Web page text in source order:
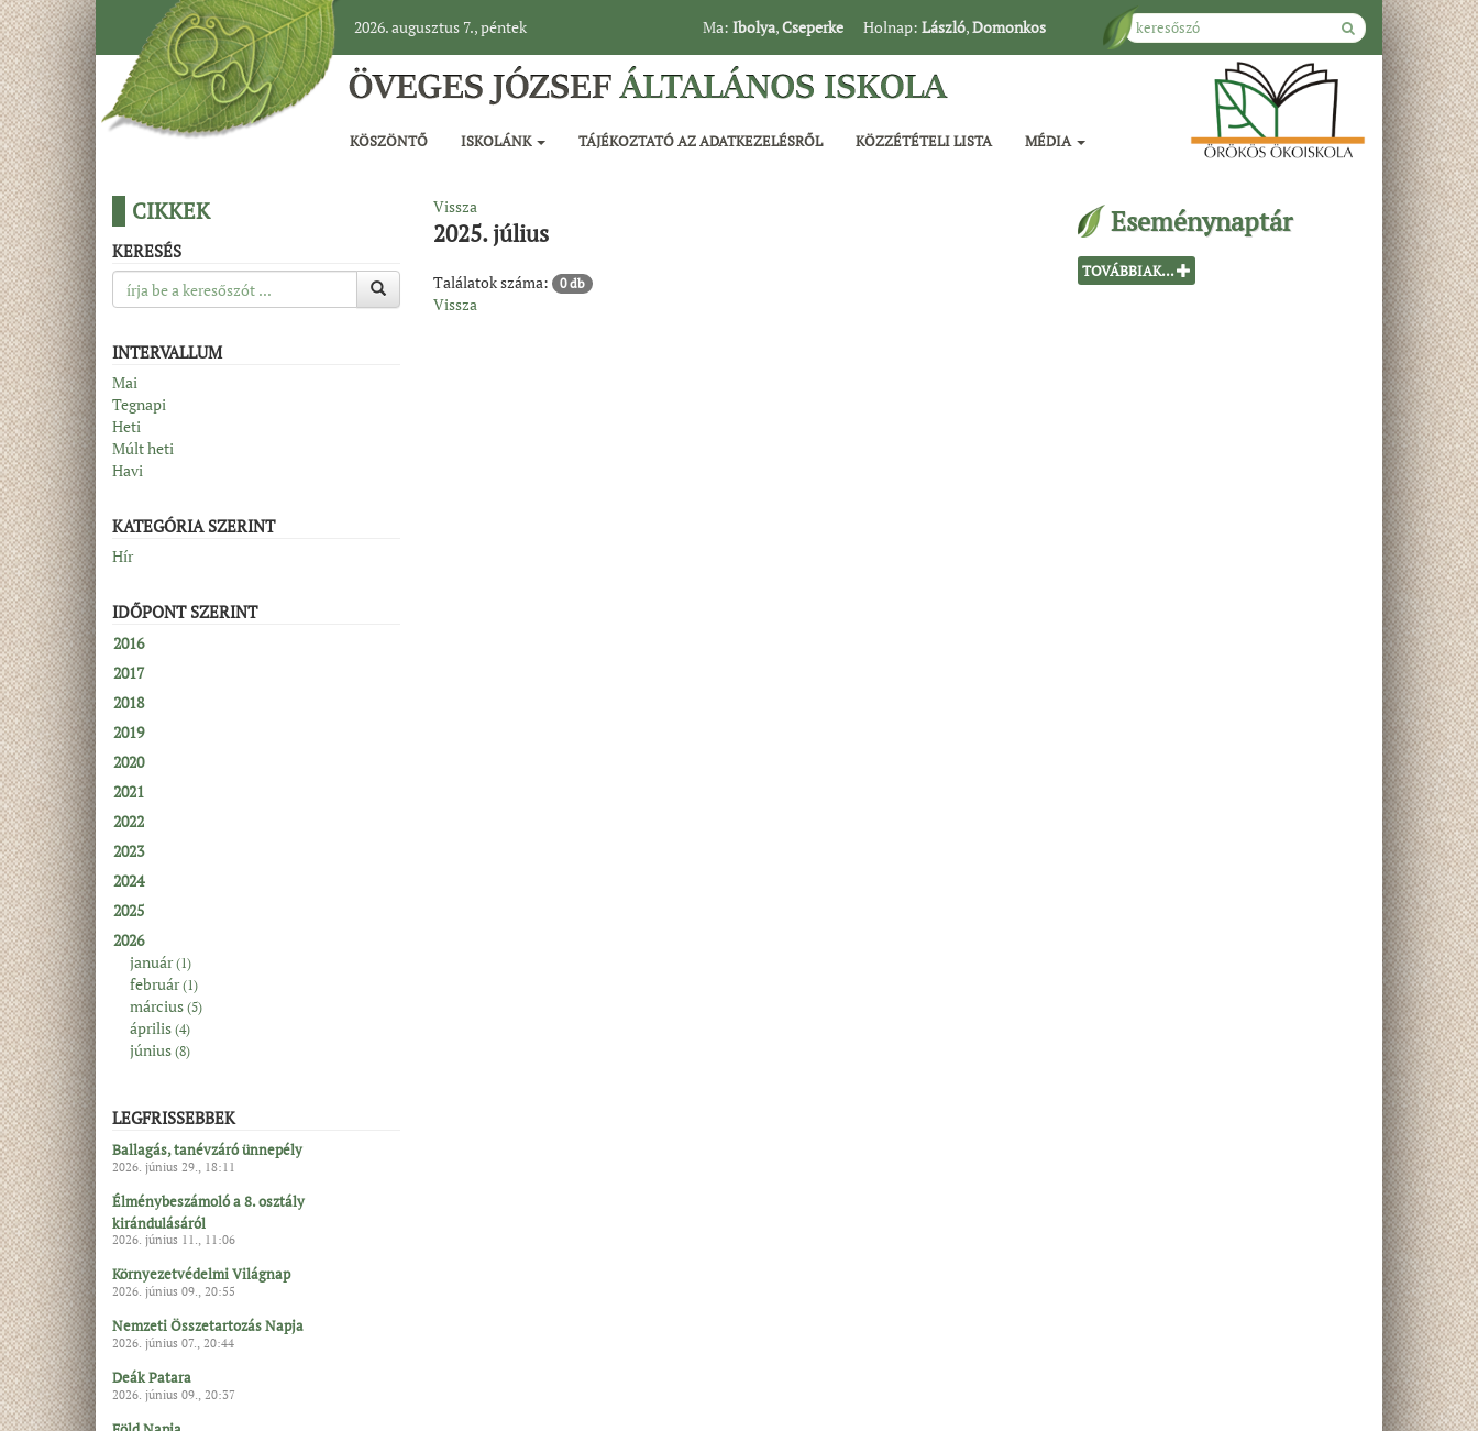
2026. augusztus 7., péntek Ma: Ibolya,Cseperke Holnap: László,Domonkos
KÖSZÖNTŐ ISKOLÁNK TÁJÉKOZTATÓ AZ ADATKEZELÉSRŐL KÖZZÉTÉTELI LISTA MÉDIA
CIKKEK
KERESÉS
INTERVALLUM
Mai
Tegnapi
Heti
Múlt heti
Havi
KATEGÓRIA SZERINT
Hír
IDŐPONT SZERINT
2016
2017
2018
2019
2020
2021
2022
2023
2024
2025
2026
január(1)
február(1)
március (5)
április (4)
június (8)
LEGFRISSEBBEK
Ballagás, tanévzáró ünnepély
2026. június 29., 18:11
Élménybeszámoló a 8. osztály
kirándulásáról
2026. június 11., 11:06
Környezetvédelmi Világnap
2026. június 09., 20:55
Nemzeti Összetartozás Napja
2026. június 07., 20:44
Deák Patara
2026. június 09., 20:37
Vissza
2025. július
Találatok száma: 0 db
Vissza
Eseménynaptár
TOVÁBBIAK...